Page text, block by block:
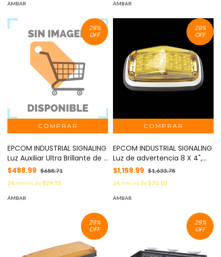
ÁMBAR
XLTE1755A
ÁMBAR
29%
OFF
EPCOM INDUSTRIAL SIGNALING
Luz Auxiliar Ultra Brillante de 8
LED, color Ámbar / Claro ,
X13AW
$488.99 $688.71
24meses de$29.55
ÁMBAR
29%
OFF
EPCOM INDUSTRIAL SIGNALING
Luz de advertencia 8 X 4",
Color Ámbar, IP67, SAE, Ideal
XT1885A
$1,159.99 $1,633.78
24meses de$70.10
ÁMBAR
29%
OFF
29%
OFF